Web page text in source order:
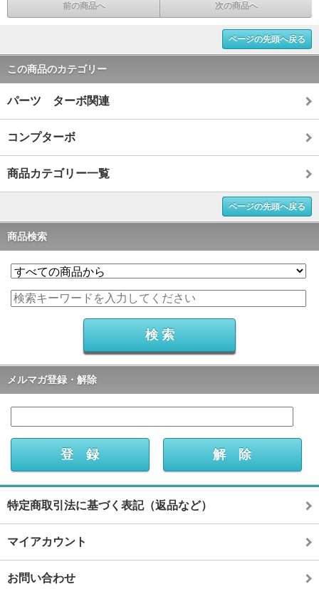
前の商品へ 次の商品へ
ページの先頭へ戻る
この商品のカテゴリー
パーツ ターボ関連
コンプターボ
商品カテゴリー一覧
ページの先頭へ戻る
商品検索
メルマガ登録・解除
特定商取引法に基づく表記（返品など）
マイアカウント
お問い合わせ